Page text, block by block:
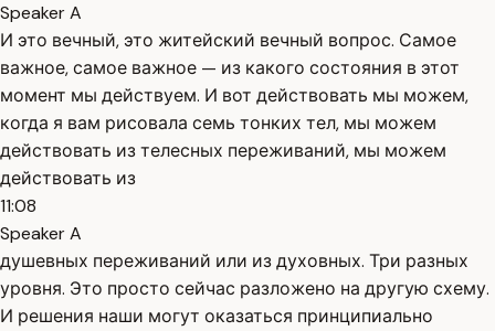
Speaker A
И это вечный, это житейский вечный вопрос. Самое
важное, самое важное — из какого состояния в этот
момент мы действуем. И вот действовать мы можем,
когда я вам рисовала семь тонких тел, мы можем
действовать из телесных переживаний, мы можем
действовать из
11:08
Speaker A
душевных переживаний или из духовных. Три разных
уровня. Это просто сейчас разложено на другую схему.
И решения наши могут оказаться принципиально